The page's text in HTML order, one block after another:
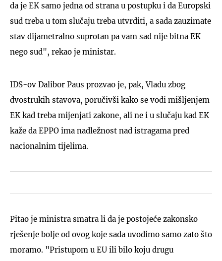
da je EK samo jedna od strana u postupku i da Europski
sud treba u tom slučaju treba utvrditi, a sada zauzimate
stav dijametralno suprotan pa vam sad nije bitna EK
nego sud", rekao je ministar.
IDS-ov Dalibor Paus prozvao je, pak, Vladu zbog
dvostrukih stavova, poručivši kako se vodi mišljenjem
EK kad treba mijenjati zakone, ali ne i u slučaju kad EK
kaže da EPPO ima nadležnost nad istragama pred
nacionalnim tijelima.
Pitao je ministra smatra li da je postojeće zakonsko
rješenje bolje od ovog koje sada uvodimo samo zato što
moramo. "Pristupom u EU ili bilo koju drugu